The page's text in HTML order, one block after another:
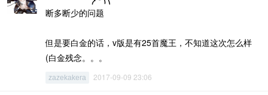
断多断少的问题
但是要白金的话，v版是有25首魔王，不知道这次怎么样
(白金残念。。。
zazekakera 2017-09-09 23:06